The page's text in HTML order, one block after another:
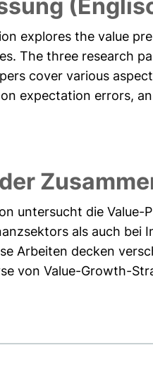
explores the value
The three research
cover various
expectation errors,
untersucht die
als auch bei
Arbeiten decken
von Value-Growth-